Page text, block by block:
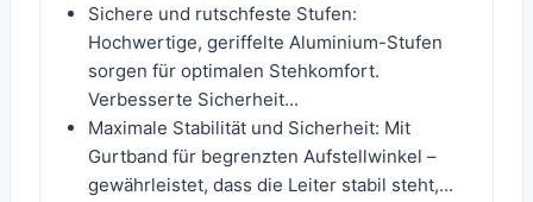
Sichere und rutschfeste Stufen:
Hochwertige, geriffelte Aluminium-Stufen
sorgen für optimalen Stehkomfort.
Verbesserte Sicherheit...
Maximale Stabilität und Sicherheit: Mit
Gurtband für begrenzten Aufstellwinkel –
gewährleistet, dass die Leiter stabil steht,...